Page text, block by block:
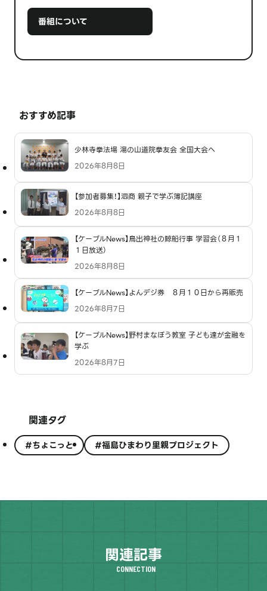
番組について
おすすめ記事
少林寺拳法場 湯の山道院拳友会 全国大会へ
2026年8月8日
【参加者募集！】泗商 親子で学ぶ簿記講座
2026年8月8日
【ケーブルNews】鳥出神社の鯨船行事 学習会（８月１
１日放送）
2026年8月8日
【ケーブルNews】よんデジ券 ８月１０日から再販売
2026年8月7日
【ケーブルNews】野村まなぼう教室 子ども達が金融を
学ぶ
2026年8月7日
関連タグ
#ちょこっと #福島ひまわり里親プロジェクト
関連記事
CONNECTION